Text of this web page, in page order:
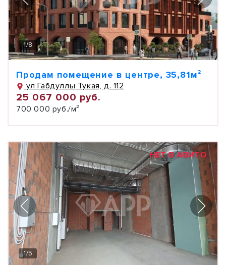
1/8
Продам помещение в центре, 35,81м²
ул Габдуллы Тукая, д. 112
25 067 000 руб.
700 000 руб./м²
НЕТ В АВИТО
1/5